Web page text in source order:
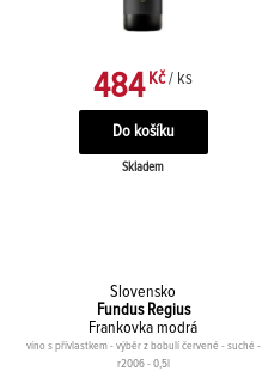
484 Kč / ks
Skladem
Slovensko
Fundus Regius
Frankovka modrá
víno s přívlastkem - výběr z bobulí červené - suché -
r2006 - 0,5l